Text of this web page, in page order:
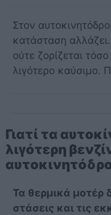
Στον
κατάσταση
ούτε ζορίζεται
λιγότερο καύσιμο.
Γιατί τα
λιγότερη
Τα θερμικά μοτέρ
στάσεις και τις